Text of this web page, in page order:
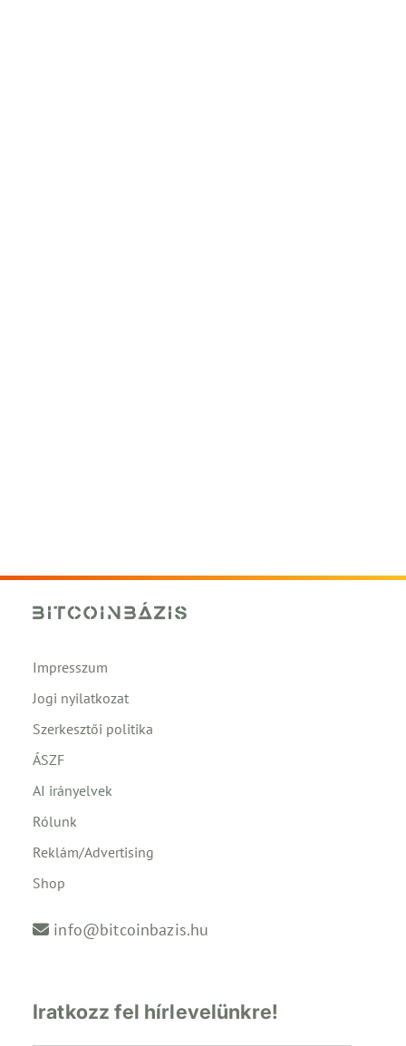
Impresszum
Jogi nyilatkozat
Szerkesztői politika
ÁSZF
AI irányelvek
Rólunk
Reklám/Advertising
Shop
info@bitcoinbazis.hu
Iratkozz fel hírlevelünkre!